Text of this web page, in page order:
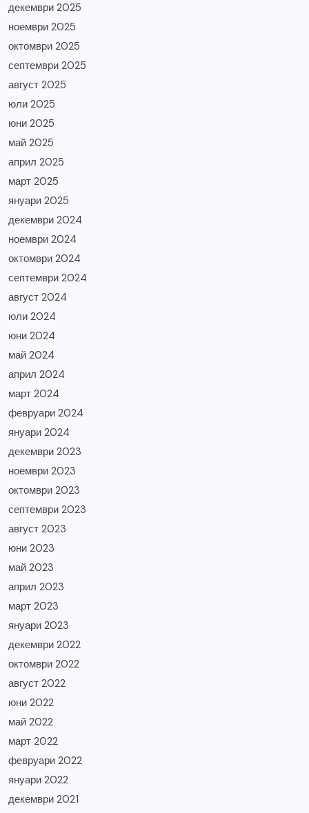
декември 2025
ноември 2025
октомври 2025
септември 2025
август 2025
юли 2025
юни 2025
май 2025
април 2025
март 2025
януари 2025
декември 2024
ноември 2024
октомври 2024
септември 2024
август 2024
юли 2024
юни 2024
май 2024
април 2024
март 2024
февруари 2024
януари 2024
декември 2023
ноември 2023
октомври 2023
септември 2023
август 2023
юни 2023
май 2023
април 2023
март 2023
януари 2023
декември 2022
октомври 2022
август 2022
юни 2022
май 2022
март 2022
февруари 2022
януари 2022
декември 2021